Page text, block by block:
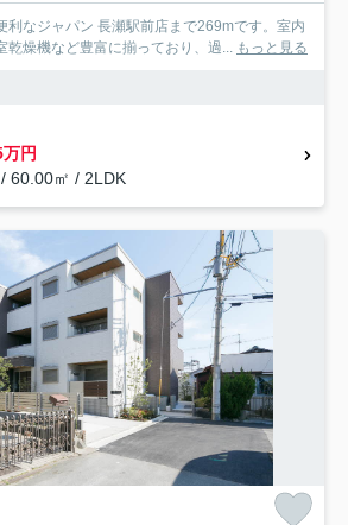
利なジャパン 長瀬駅前店まで269mです。室内
乾燥機など豊富に揃っており、過... もっと見る
円
60.00㎡ / 2LDK